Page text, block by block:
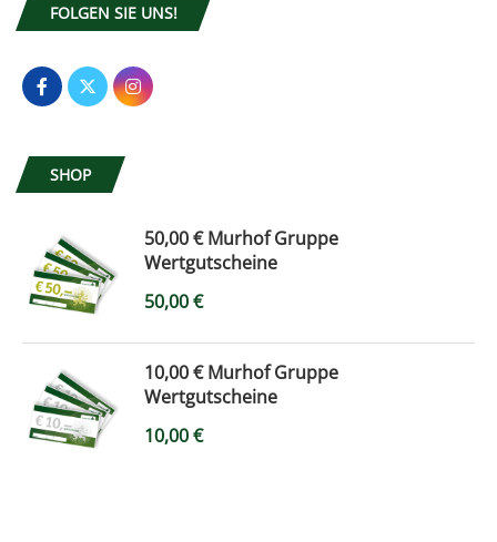
FOLGEN SIE UNS!
SHOP
50,00 € Murhof Gruppe
Wertgutscheine
50,00€
10,00 € Murhof Gruppe
Wertgutscheine
10,00€